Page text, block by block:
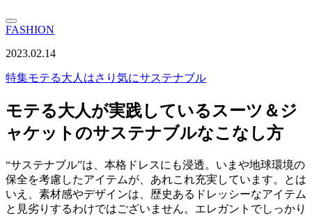
FASHION
2023.02.14
特集モテる大人はさり気にサステナブル
モテる大人が実践しているスーツ＆ジ
ャケットのサステナブルなこなし方
“サステナブル”は、本格ドレスにも浸透。いまや地球環境の
保全を考慮したアイテムが、あれこれ充実しています。とは
いえ、素材感やデザインは、歴史あるドレッシーなアイテム
と見劣りするわけではございません。エレガントでしっかり